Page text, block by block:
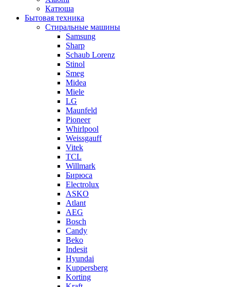
Катюша
Бытовая техника
Стиральные машины
Samsung
Sharp
Schaub Lorenz
Stinol
Smeg
Midea
Miele
LG
Maunfeld
Pioneer
Whirlpool
Weissgauff
Vitek
TCL
Willmark
Бирюса
Electrolux
ASKO
Atlant
AEG
Bosch
Candy
Beko
Indesit
Hyundai
Kuppersberg
Korting